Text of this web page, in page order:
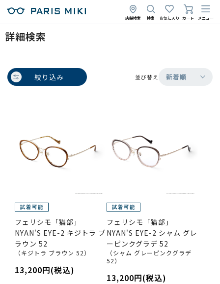
店舗検索 検索 お気に入り カート メニュー
詳細検索
絞り込み 並び替え 新着順
フェリシモ「猫部」
NYAN'S EYE-2 キジトラ ブ
ラウン 52
（キジトラ ブラウン 52）
13,200円(税込)
フェリシモ「猫部」
NYAN'S EYE-2 シャム グレ
ーピンクグラデ 52
（シャム グレーピンクグラデ
52）
13,200円(税込)